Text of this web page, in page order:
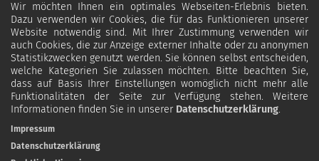
Wir möchten Ihnen ein optimales Webseiten-Erlebnis bieten.
Dazu verwenden wir Cookies, die für das Funktionieren unserer
Website notwendig sind. Mit Ihrer Zustimmung verwenden wir
auch Cookies, die zur Anzeige externer Inhalte oder zu anonymen
Statistikzwecken genutzt werden. Sie können selbst entscheiden,
welche Kategorien Sie zulassen möchten. Bitte beachten Sie,
dass auf Basis Ihrer Einstellungen womöglich nicht mehr alle
Funktionalitäten der Seite zur Verfügung stehen. Weitere
Informationen finden Sie in unserer Datenschutzerklärung.
Impressum
Datenschutzerklärung